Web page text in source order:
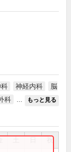
神経内科
脳
科 もっと見る
祝